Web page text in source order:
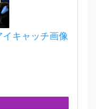
キャッチ画像